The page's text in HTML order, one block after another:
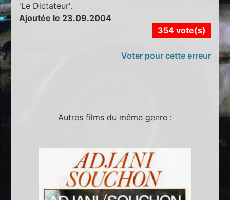
'Le Dictateur'.
Ajoutée le 23.09.2004
354 vote(s)
Voter pour cette erreur
Autres films du même genre :